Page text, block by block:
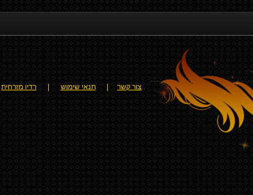
צור קשר תנאי שימוש רדיו מזרחית